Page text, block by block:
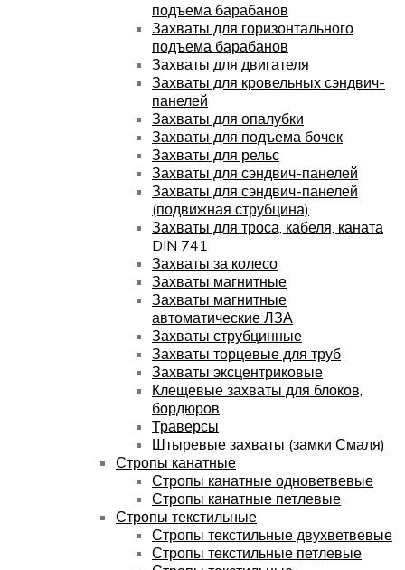
подъема барабанов
Захваты для горизонтального
подъема барабанов
Захваты для двигателя
Захваты для кровельных сэндвич-
панелей
Захваты для опалубки
Захваты для подъема бочек
Захваты для рельс
Захваты для сэндвич-панелей
Захваты для сэндвич-панелей
(подвижная струбцина)
Захваты для троса, кабеля, каната
DIN 741
Захваты за колесо
Захваты магнитные
Захваты магнитные
автоматические ЛЗА
Захваты струбцинные
Захваты торцевые для труб
Захваты эксцентриковые
Клещевые захваты для блоков,
бордюров
Траверсы
Штыревые захваты (замки Смаля)
Стропы канатные
Стропы канатные одноветвевые
Стропы канатные петлевые
Стропы текстильные
Стропы текстильные двухветвевые
Стропы текстильные петлевые